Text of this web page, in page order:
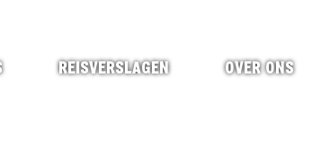
REISVERSLAGEN OVER ONS